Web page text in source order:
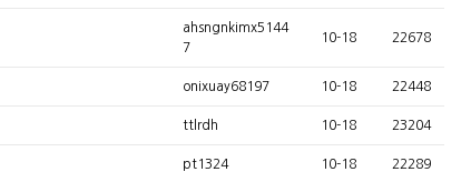
ahsngnkimx5144
7
10-18 22678
onixuay68197 10-18 22448
ttlrdh 10-18 23204
pt1324 10-18 22289